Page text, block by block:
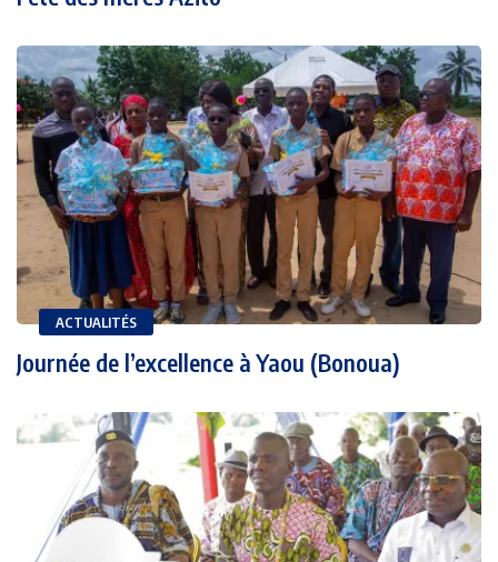
ACTUALITÉS
Journée de l’excellence à Yaou (Bonoua)